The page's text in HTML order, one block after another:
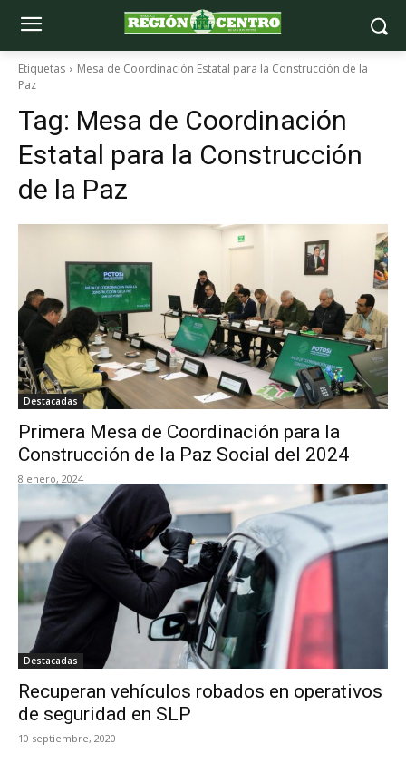
Etiquetas
Mesa de Coordinación Estatal para la Construcción de la
Paz
Tag: Mesa de Coordinación
Estatal para la Construcción
de la Paz
Destacadas
Primera Mesa de Coordinación para la
Construcción de la Paz Social del 2024
8 enero, 2024
Destacadas
Recuperan vehículos robados en operativos
de seguridad en SLP
10 septiembre, 2020